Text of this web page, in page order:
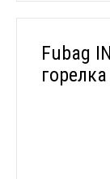
Fubag